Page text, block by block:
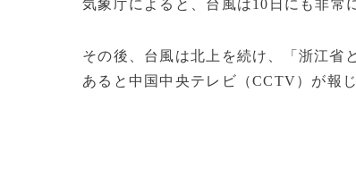
気象庁によると、台風は10日にも非常
その後、台風は北上を続け、「浙江省
あると中国中央テレビ（CCTV）が報